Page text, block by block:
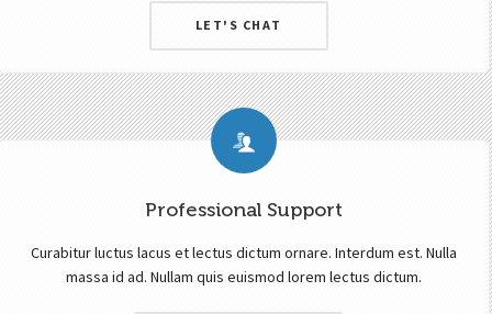
LET'S CHAT
Professional Support
Curabitur luctus lacus et lectus dictum ornare. Interdum est. Nulla
massa id ad. Nullam quis euismod lorem lectus dictum.